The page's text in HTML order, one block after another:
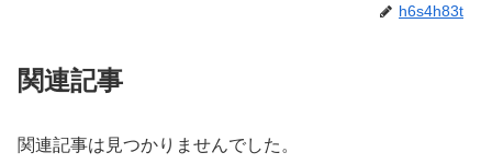
h6s4h83t
関連記事
関連記事は見つかりませんでした。